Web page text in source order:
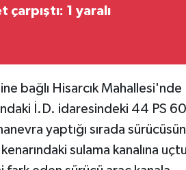
1 yaralı
bağlı Hisarcık Mahallesi'nde
İ.D. idaresindeki 44 PS
yaptığı sırada
sulama kanalına